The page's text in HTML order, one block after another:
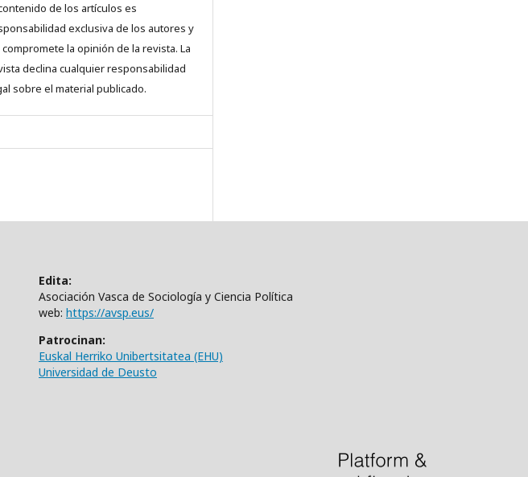
de los artículos es
exclusiva de los autores y
la opinión de la revista. La
declina cualquier responsabilidad
sobre el material publicado.
Edita:
Asociación Vasca de Sociología y Ciencia Política
web: https://avsp.eus/
Patrocinan:
Euskal Herriko Unibertsitatea (EHU)
Universidad de Deusto